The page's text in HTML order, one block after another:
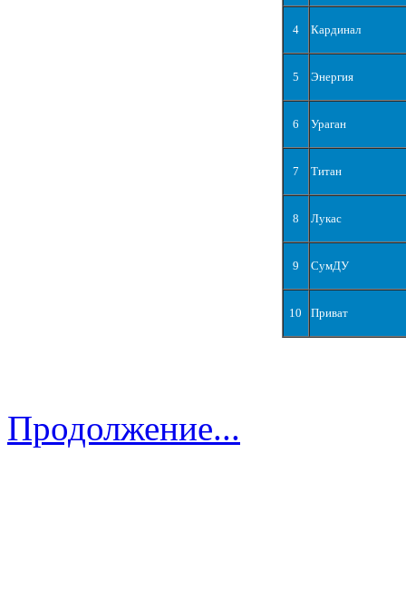
4 Кардинал
5 Энергия
6 Ураган
7 Титан
8 Лукас
9 СумДУ
10 Приват
Продолжение...